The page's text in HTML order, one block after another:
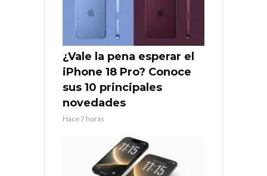
¿Vale la pena esperar el
iPhone 18 Pro? Conoce
sus 10 principales
novedades
Hace 7 horas